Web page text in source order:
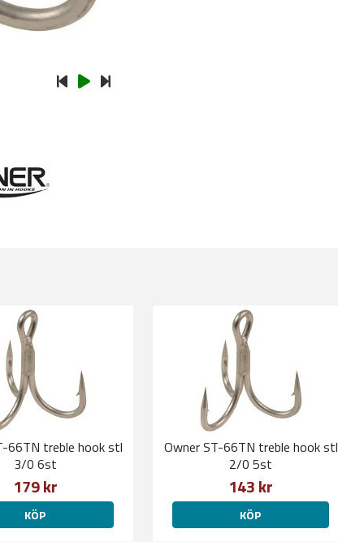
66TN treble hook stl
3/0 6st
179 kr
KÖP
Owner ST-66TN treble hook stl
2/0 5st
143 kr
KÖP